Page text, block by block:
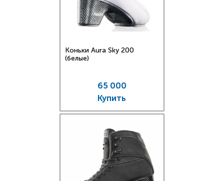
Коньки Aura Sky 200
(белые)
65 000
Купить